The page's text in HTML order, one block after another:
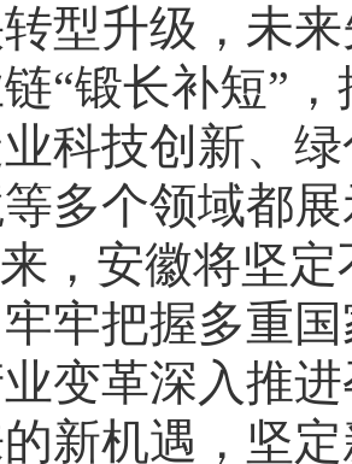
型升级，未
“锻长补短”
科技创新、
多个领域都
，安徽将坚
牢把握多重
变革深入推
新机遇，坚